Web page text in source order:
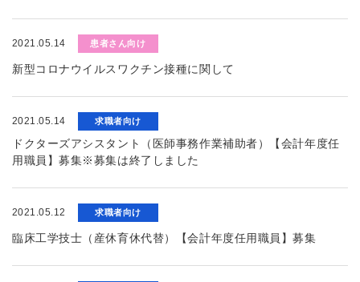
2021.05.14 患者さん向け
新型コロナウイルスワクチン接種に関して
2021.05.14 求職者向け
ドクターズアシスタント（医師事務作業補助者）【会計年度任
用職員】募集※募集は終了しました
2021.05.12 求職者向け
臨床工学技士（産休育休代替）【会計年度任用職員】募集